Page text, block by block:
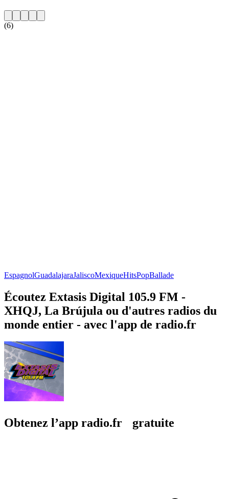
(6)
EspagnolGuadalajaraJaliscoMexiqueHitsPopBallade
Écoutez Extasis Digital 105.9 FM -
XHQJ, La Brújula ou d'autres radios du
monde entier - avec l'app de radio.fr
Obtenez l’app radio.fr gratuite